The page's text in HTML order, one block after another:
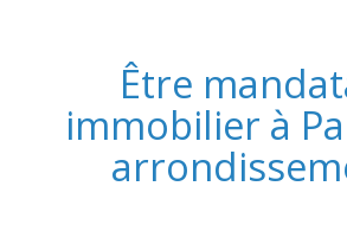
Être
immobilier à